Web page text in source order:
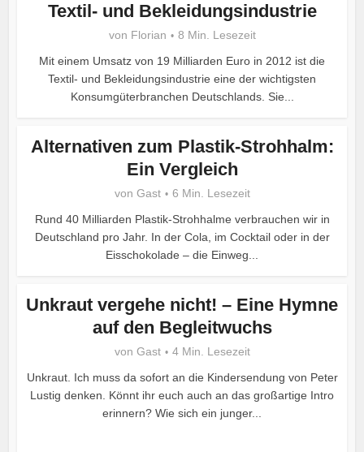
Textil- und Bekleidungsindustrie
von Florian
8 Min. Lesezeit
Mit einem Umsatz von 19 Milliarden Euro in 2012 ist die
Textil- und Bekleidungsindustrie eine der wichtigsten
Konsumgüterbranchen Deutschlands. Sie...
Alternativen zum Plastik-Strohhalm:
Ein Vergleich
von Gast
6 Min. Lesezeit
Rund 40 Milliarden Plastik-Strohhalme verbrauchen wir in
Deutschland pro Jahr. In der Cola, im Cocktail oder in der
Eisschokolade – die Einweg...
Unkraut vergehe nicht! – Eine Hymne
auf den Begleitwuchs
von Gast
4 Min. Lesezeit
Unkraut. Ich muss da sofort an die Kindersendung von Peter
Lustig denken. Könnt ihr euch auch an das großartige Intro
erinnern? Wie sich ein junger...